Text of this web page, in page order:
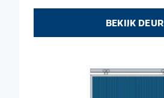
BEKIJK DEUR